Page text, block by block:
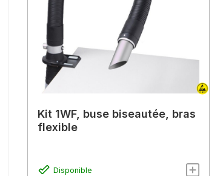
Kit 1WF, buse biseautée, bras
flexible
Disponible